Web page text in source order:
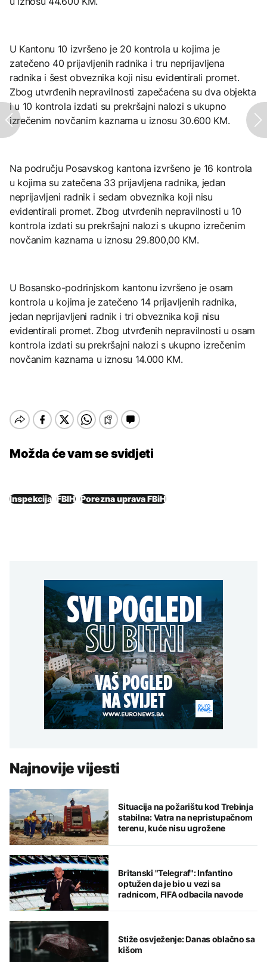
U Kantonu 10 izvršeno je 20 kontrola u kojima je
zatečeno 40 prijavljenih radnika i tru neprijavljena
radnika i šest obveznika koji nisu evidentirali promet.
Zbog utvrđenih nepravilnosti zapečaćena su dva objekta
i u 10 kontrola izdati su prekršajni nalozi s ukupno
izrečenim novčanim kaznama u iznosu 30.600 KM.
Na području Posavskog kantona izvršeno je 16 kontrola
u kojima su zatečena 33 prijavljena radnika, jedan
neprijavljeni radnik i sedam obveznika koji nisu
evidentirali promet. Zbog utvrđenih nepravilnosti u 10
kontrola izdati su prekršajni nalozi s ukupno izrečenim
novčanim kaznama u iznosu 29.800,00 KM.
U Bosansko-podrinjskom kantonu izvršeno je osam
kontrola u kojima je zatečeno 14 prijavljenih radnika,
jedan neprijavljeni radnik i tri obveznika koji nisu
evidentirali promet. Zbog utvrđenih nepravilnosti u osam
kontrola izdati su prekršajni nalozi s ukupno izrečenim
novčanim kaznama u iznosu 14.000 KM.
Možda će vam se svidjeti
Inspekcija FBIH Porezna uprava FBiH
Najnovije vijesti
Situacija na požarištu kod Trebinja
stabilna: Vatra na nepristupačnom
terenu, kuće nisu ugrožene
Britanski "Telegraf": Infantino
optužen da je bio u vezi sa
radnicom, FIFA odbacila navode
Stiže osvježenje: Danas oblačno sa
kišom